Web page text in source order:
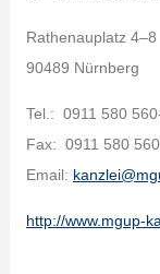
Rathenauplatz 4–8
90489 Nürnberg
Tel.: 0911 580
Fax: 0911 580
Email:
http://www.mgup-